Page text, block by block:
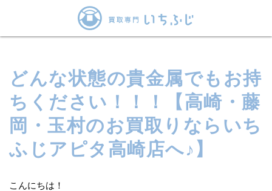
どんな状態の貴金属でもお持
ちください！！！【高崎・藤
岡・玉村のお買取りならいち
ふじアピタ高崎店へ♪】
こんにちは！